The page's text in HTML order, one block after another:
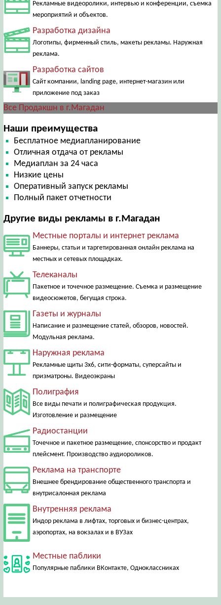
Рекламные видеоролики, интервью и конференции, съемка
мероприятий и объектов.
Разработка дизайна
Логотипы, фирменный стиль, макеты рекламы. Наружная
реклама.
Разработка сайтов
Сайт компании, landing page, интернет-магазин или
приложение под заказ
Все Продакшн в г.Магадан
Наши преимущества
Бесплатное медиапланирование
Отличная отдача от рекламы
Медиаплан за 24 часа
Низкие цены
Оперативный запуск рекламы
Полный пакет отчетности
Другие виды рекламы в г.Магадан
Местные порталы и интернет реклама
Баннеры, статьи и таргетированная онлайн реклама на
местных и сетевых площадках.
Телеканалы
Пакетное и точечное размещение. Съемка и размещение
видеосюжетов, бегущая строка.
Газеты и журналы
Написание и размещение статей, обзоров, новостей.
Модульная реклама.
Наружная реклама
Рекламные щиты 3х6, сити-форматы, суперсайты и
призматроны. Видеоэкраны
Полиграфия
Все виды печати и полиграфическая продукция.
Изготовление и размещение
Радиостанции
Точечное и пакетное размещение, спонсорство и продакт
плейсмент. Производство аудиороликов.
Реклама на транспорте
Внешнее брендирование общественного транспорта и
внутрисалонная реклама
Внутренняя реклама
Индор реклама в лифтах, торговых и бизнес-центрах,
аэропортах, на вокзалах и в ВУЗах
Местные паблики
Популярные паблики ВКонтакте, Одноклассниках